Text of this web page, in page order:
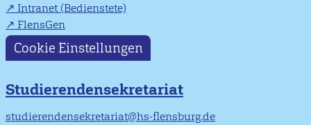
Intranet (Bedienstete)
FlensGen
Cookie Einstellungen
Studierendensekretariat
studierendensekretariat@hs-flensburg.de